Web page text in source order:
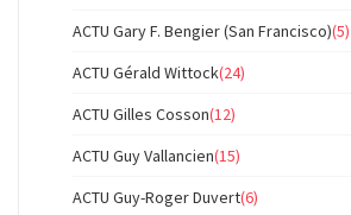
ACTU Gary F. Bengier (San Francisco)(5)
ACTU Gérald Wittock(24)
ACTU Gilles Cosson(12)
ACTU Guy Vallancien(15)
ACTU Guy-Roger Duvert(6)